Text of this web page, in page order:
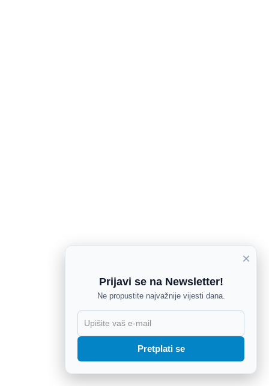
×
Prijavi se na Newsletter!
Ne propustite najvažnije vijesti dana.
Pretplati se